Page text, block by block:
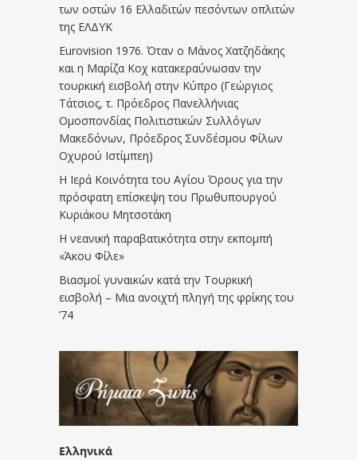
των οστών 16 Ελλαδιτών πεσόντων οπλιτών
της ΕΛΔΥΚ
Eurovision 1976. Όταν ο Μάνος Χατζηδάκης
και η Μαρίζα Κοχ κατακεραύνωσαν την
τουρκική εισβολή στην Κύπρο (Γεώργιος
Τάτσιος, τ. Πρόεδρος Πανελλήνιας
Ομοσπονδίας Πολιτιστικών Συλλόγων
Μακεδόνων, Πρόεδρος Συνδέσμου Φίλων
Οχυρού Ιστίμπεη)
Η Ιερά Κοινότητα του Αγίου Όρους για την
πρόσφατη επίσκεψη του Πρωθυπουργού
Κυριάκου Μητσοτάκη
Η νεανική παραβατικότητα στην εκπομπή
«Άκου Φίλε»
Βιασμοί γυναικών κατά την Τουρκική
εισβολή – Μια ανοιχτή πληγή της φρίκης του
’74
Ελληνικά